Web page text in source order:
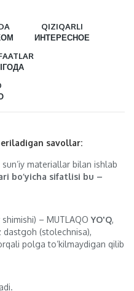
QIZIQARLI
ИНТЕРЕСНОЕ
savollar:
materiallar bilan ishlab
bo’yicha sifatlisi bu –
shimishi) – MUTLAQOYO'Q,
dastgoh (stolechnisa),
polga to’kilmaydigan qilib